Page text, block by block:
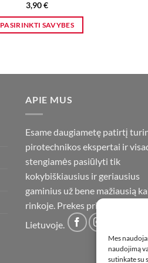
Mes
naudojimą
sutinkate su
product
page
3,90€
PASIRINKTI SAVYBES
may
be
chosen
on
the
product
APIE MUS
Esame daugiametę patirtį
pirotechnikos ekspertai ir
stengiamės pasiūlyti tik
kokybiškiausius ir geriausius
gaminius už bene mažiausią
rinkoje. Prekes pristatome
Lietuvoje.